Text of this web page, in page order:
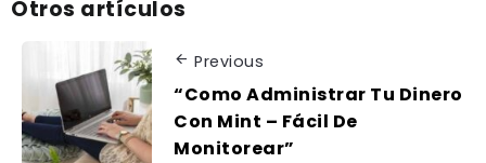
Otros artículos
Previous
“Como Administrar Tu Dinero
Con Mint – Fácil De
Monitorear”